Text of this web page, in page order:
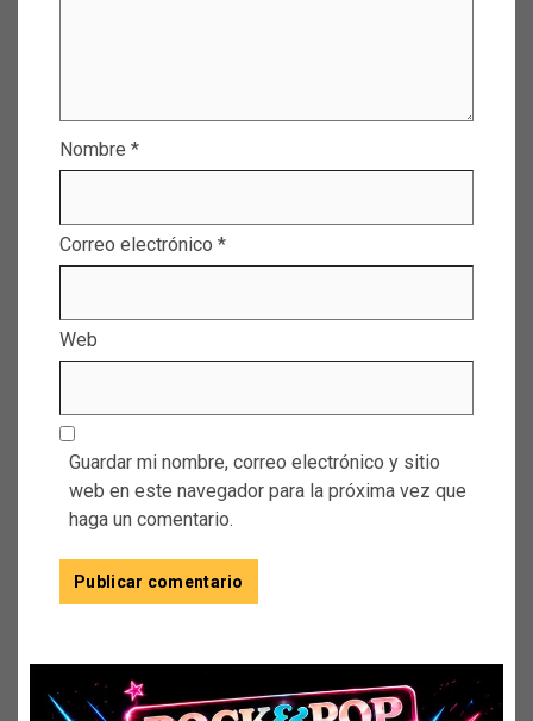
Nombre *
Correo electrónico *
Web
Guardar mi nombre, correo electrónico y sitio
web en este navegador para la próxima vez que
haga un comentario.